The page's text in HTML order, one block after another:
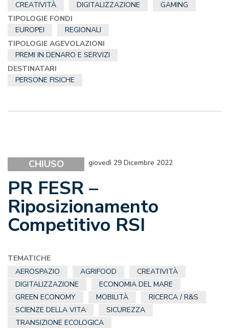
CREATIVITÀ DIGITALIZZAZIONE
GAMING
TIPOLOGIE FONDI
EUROPEI
REGIONALI
TIPOLOGIE AGEVOLAZIONI
PREMI IN DENARO E SERVIZI
DESTINATARI
PERSONE FISICHE
CHIUSO giovedì 29 Dicembre 2022
PR FESR –
Riposizionamento
Competitivo RSI
TEMATICHE
AEROSPAZIO
AGRIFOOD
CREATIVITÀ
DIGITALIZZAZIONE
ECONOMIA DEL MARE
GREEN ECONOMY
MOBILITÀ
RICERCA / R&S
SCIENZE DELLA VITA
SICUREZZA
TRANSIZIONE ECOLOGICA